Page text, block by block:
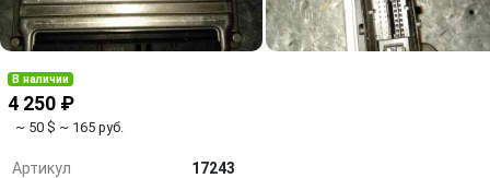
В наличии
4 250 ₽
~ 50 $ ~ 165 руб.
Артикул
17243